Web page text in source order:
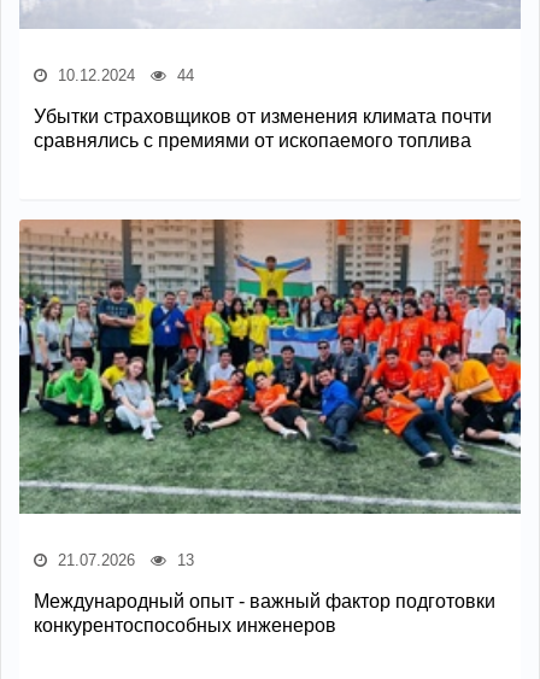
10.12.2024 44
Убытки страховщиков от изменения климата почти
сравнялись с премиями от ископаемого топлива
21.07.2026 13
Международный опыт - важный фактор подготовки
конкурентоспособных инженеров